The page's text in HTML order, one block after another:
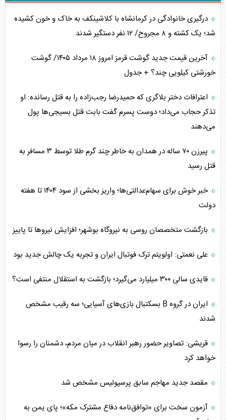
درگیری خانوادگی در کرمانشاه با کلاشینکف به خاک و خون کشیده
شد؛ یک کشته و ۸ مجروح/ ۱۲ نفر دستگیر شدند
آخرین قیمت جدید گوشت قرمز امروز ۱۸ مرداد ۱۴۰۵/ گوشت
خورشتی کیلویی چند؟ + جدول
اعترافات دختر بلاگری که حمیدرضا رجب‌زاده را به قتل رسانده: او
تذکر حجاب می‌داد؛ دوست پسرم گفت بابت قتل بسیجی‌ها پول
می‌دهند
پیرزن ۷۰ ساله در همدان به خاطر چند گرم طلا توسط ۳ مسافر به
قتل رسید
خبر خوش برای سهام‌عدالتی‌ها؛ واریز بخشی از سود ۱۴۰۴ تا هفته
دولت
بازگشت متخصصان روسی به نیروگاه بوشهر؛ افزایش نیروها تا پاییز
علی نعمتی: اولویتم ترک فوتبال ایران و تجربه یک چالش جدید بود
قایدی سالی ۳۰۰ میلیارد می‌گیرد؛ بازگشت به استقلال منتفی است؟
ایران در گروه B بسکتبال بازی‌های آسیایی؛ سه رقیب مشخص
شدند
قریشی: تصاویر حضور رهبر انقلاب در میان مردم، دشمنان را رسوا
خواهد کرد
مقصد جدید مهاجم سابق پرسپولیس مشخص شد
آزمون سخت برای «توافق‌نامه دفاع مشترک مکه»؛ پای یمن به